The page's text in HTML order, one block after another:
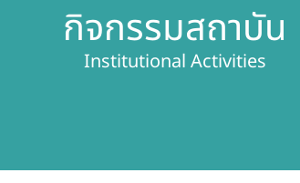
กิจกรรมสถาบัน
Institutional Activities